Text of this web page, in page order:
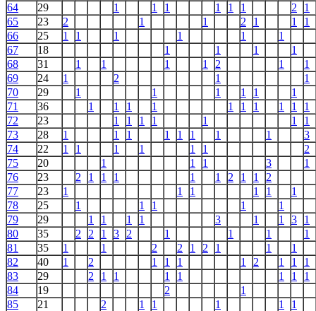
64
29 1 1 1 1 1 1 2
1
65
23 2 1 1 2 1 1
1
66
25 1 1 1 1 1
1
67
18 1 1 1
1
68
31 1 1 1 1 2 1
1
69
24 1 2 1
1
70
29 1 1 1 1 1
1
71
36 1 1 1 1 1 1 1 1 1
1
72
23 1 1 1 1 1 1
1
73
28 1 1 1 1 1 1 1 1
3
74
22 1 1 1 1 1 1
2
75
20 1 1 1 3
1
76
23 2 1 1 1 1 1 2 1 1
2
77
23 1 1 1 1 1
1
78
25 1 1 1 1
1
79
29 1 1 1 1 3 1 1 3
1
80
35 2 2 1 3 2 1 1 1
1
81
35 1 1 2 2 1 2 1 1
1
82
40 1 2 1 1 1 1 2 1 1
1
83
29 2 1 1 1 1 1 1
1
84
19 2
1
85
21 2 1 1 1 1
1